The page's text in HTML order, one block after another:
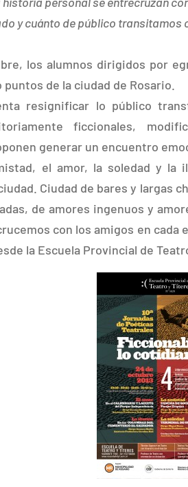
y cuánto de público transitamos
los alumnos dirigidos por
de la ciudad de Rosario.
resignificar lo público
ficcionales,
generar un encuentro
el amor, la soledad y la
Ciudad de bares y largas
de amores ingenuos y
con los amigos en
la Escuela Provincial de